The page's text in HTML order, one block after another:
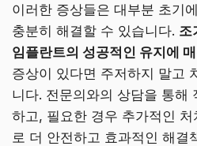
이러한 증상들은 대부분 초기
충분히 해결할 수 있습니다. 조
임플란트의 성공적인 유지에
증상이 있다면 주저하지 말고
니다. 전문의와의 상담을 통해
하고, 필요한 경우 추가적인
로 더 안전하고 효과적인 해결